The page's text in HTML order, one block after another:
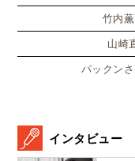
次回の連載記事で
」をテーマにお
記事をお読み頂
みんなの評価:
竹内
山崎
パックン
インタビュー